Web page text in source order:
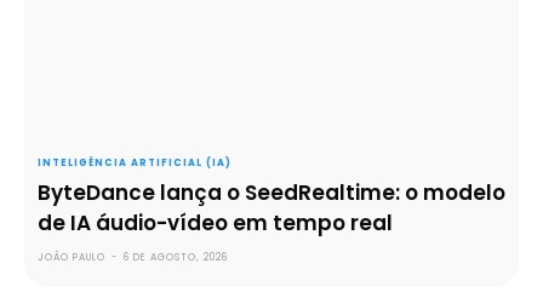
INTELIGÊNCIA ARTIFICIAL (IA)
ByteDance lança o SeedRealtime: o modelo
de IA áudio-vídeo em tempo real
JOÃO PAULO - 6 DE AGOSTO, 2026